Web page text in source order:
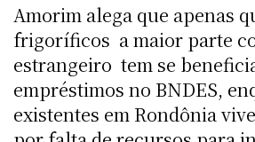
Amorim alega que apenas
frigoríficos  a maior parte
estrangeiro  tem se
empréstimos no BNDES,
existentes em Rondônia